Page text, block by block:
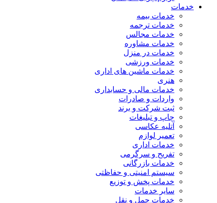
خدمات
خدمات بیمه
خدمات ترجمه
خدمات مجالس
خدمات مشاوره
خدمات در منزل
خدمات ورزشی
خدمات ماشین های اداری
هنری
خدمات مالی و حسابداری
واردات و صادرات
ثبت شرکت و برند
چاپ و تبلیغات
آتلیه عکاسی
تعمیر لوازم
خدمات اداری
تفریح و سرگرمی
خدمات بازرگانی
سیستم امنیتی و حفاظتی
خدمات پخش و توزیع
سایر خدمات
خدمات حمل و نقل